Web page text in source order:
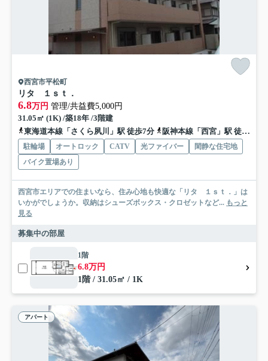
西宮市平松町
リタ １ｓｔ．
6.8万円 管理/共益費5,000円
31.05㎡ (1K) /築18年 /3階建
東海道本線「さくら夙川」駅 徒歩7分
阪神本線「西宮」駅 徒歩7分
駐輪場 オートロック CATV 光ファイバー
閑静な住宅地
バイク置場あり
西宮市エリアでの住まいなら、住み心地も快適な「リタ １ｓｔ．」は
いかがでしょうか。収納はシューズボックス・クロゼットなど... もっと
見る
募集中の部屋
1階
6.8万円
1階 / 31.05㎡ / 1K
アパート